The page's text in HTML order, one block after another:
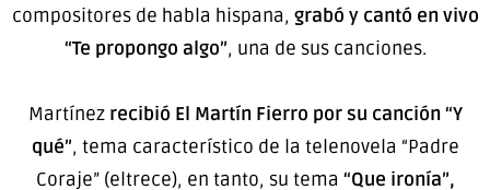
compositores de habla hispana, grabó y cantó en vivo
“Te propongo algo”, una de sus canciones.
Martínezrecibió El Martín Fierro por su canción “Y
qué”, tema característico de la telenovela “Padre
Coraje” (eltrece), en tanto, su tema “Que ironía”,